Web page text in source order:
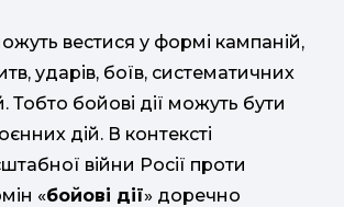
вестися у формі кампаній,
ударів, боїв, систематичних
Тобто бойові дії можуть бути
дій. В контексті
війни Росії проти
«бойові дії» доречно